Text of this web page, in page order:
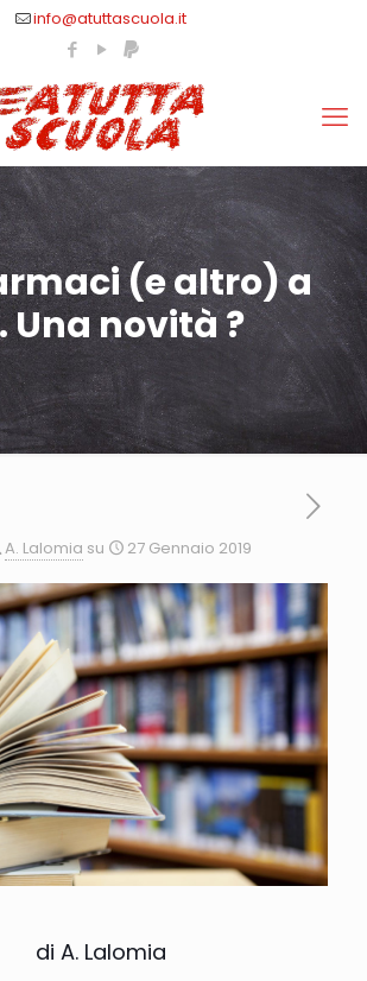
info@atuttascuola.it
(e altro) a
Una novità ?
A. Lalomia su 27 Gennaio 2019
di A. Lalomia